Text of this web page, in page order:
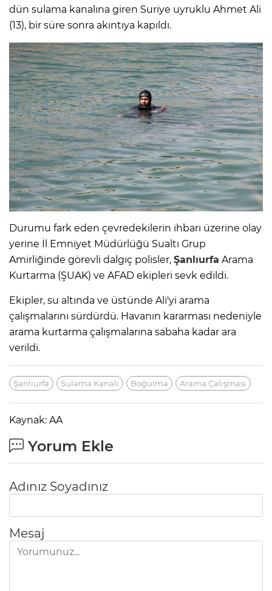
dün sulama kanalına giren Suriye uyruklu Ahmet Ali
(13), bir süre sonra akıntıya kapıldı.
Durumu fark eden çevredekilerin ihbarı üzerine olay
yerine İl Emniyet Müdürlüğü Sualtı Grup
Amirliğinde görevli dalgıç polisler, Şanlıurfa Arama
Kurtarma (ŞUAK) ve AFAD ekipleri sevk edildi.
Ekipler, su altında ve üstünde Ali'yi arama
çalışmalarını sürdürdü. Havanın kararması nedeniyle
arama kurtarma çalışmalarına sabaha kadar ara
verildi.
Şanlıurfa Sulama Kanalı Boğulma Arama Çalışması
Kaynak: AA
Yorum Ekle
Adınız Soyadınız
Mesaj